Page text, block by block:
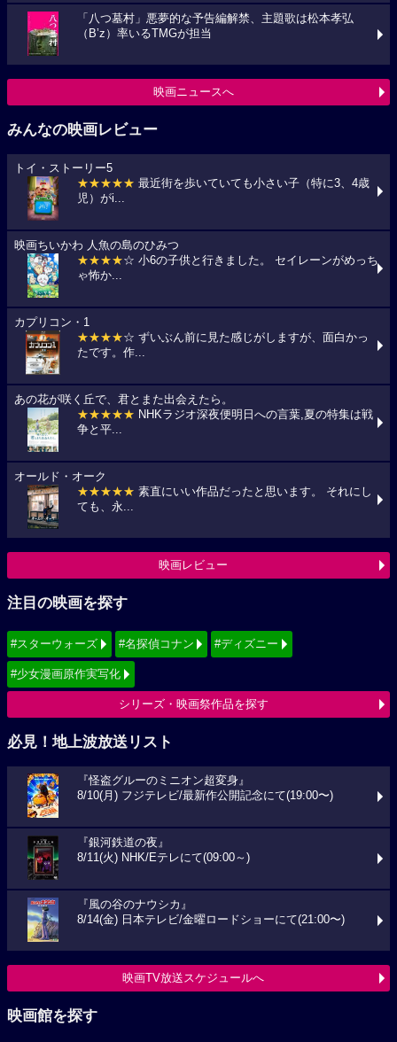
「八つ墓村」悪夢的な予告編解禁、主題歌は松本孝弘
（B’z）率いるTMGが担当
映画ニュースへ
みんなの映画レビュー
トイ・ストーリー5
★★★★★ 最近街を歩いていても小さい子（特に3、4歳
児）がi...
映画ちいかわ 人魚の島のひみつ
★★★★☆ 小6の子供と行きました。 セイレーンがめっち
ゃ怖か...
カプリコン・1
★★★★☆ ずいぶん前に見た感じがしますが、面白かっ
たです。作...
あの花が咲く丘で、君とまた出会えたら。
★★★★★ NHKラジオ深夜便明日への言葉,夏の特集は戦
争と平...
オールド・オーク
★★★★★ 素直にいい作品だったと思います。 それにし
ても、永...
映画レビュー
注目の映画を探す
#スターウォーズ #名探偵コナン #ディズニー
#少女漫画原作実写化
シリーズ・映画祭作品を探す
必見！地上波放送リスト
『怪盗グルーのミニオン超変身』
8/10(月) フジテレビ/最新作公開記念にて(19:00〜)
『銀河鉄道の夜』
8/11(火) NHK/Eテレにて(09:00～)
『風の谷のナウシカ』
8/14(金) 日本テレビ/金曜ロードショーにて(21:00〜)
映画TV放送スケジュールへ
映画館を探す